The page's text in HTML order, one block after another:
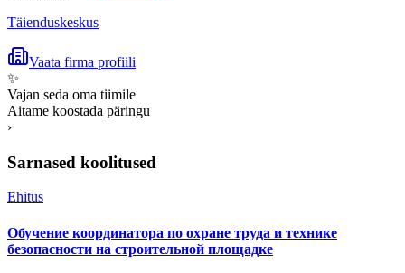
Täienduskeskus
Vaata firma profiili
✨
Vajan seda oma tiimile
Aitame koostada päringu
›
Sarnased koolitused
Ehitus
Обучение координатора по охране труда и технике
безопасности на строительной площадке